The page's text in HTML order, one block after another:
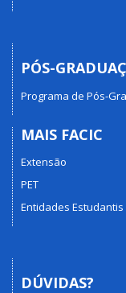
PÓS-
Programa de Pós-
MAIS FACIC
Extensão
PET
Entidades Estudantis
DÚVIDAS?